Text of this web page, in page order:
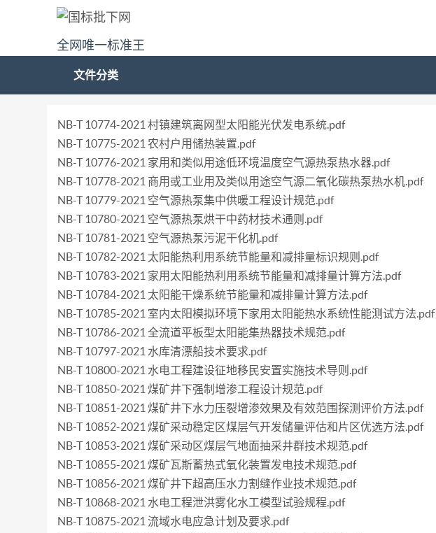
全网唯一标准王
文件分类
NB-T 10774-2021 村镇建筑离网型太阳能光伏发电系统.pdf
NB-T 10775-2021 农村户用储热装置.pdf
NB-T 10776-2021 家用和类似用途低环境温度空气源热泵热水器.pdf
NB-T 10778-2021 商用或工业用及类似用途空气源二氧化碳热泵热水机.pdf
NB-T 10779-2021 空气源热泵集中供暖工程设计规范.pdf
NB-T 10780-2021 空气源热泵烘干中药材技术通则.pdf
NB-T 10781-2021 空气源热泵污泥干化机.pdf
NB-T 10782-2021 太阳能热利用系统节能量和减排量标识规则.pdf
NB-T 10783-2021 家用太阳能热利用系统节能量和减排量计算方法.pdf
NB-T 10784-2021 太阳能干燥系统节能量和减排量计算方法.pdf
NB-T 10785-2021 室内太阳模拟环境下家用太阳能热水系统性能测试方法.pdf
NB-T 10786-2021 全流道平板型太阳能集热器技术规范.pdf
NB-T 10797-2021 水库清漂船技术要求.pdf
NB-T 10800-2021 水电工程建设征地移民安置实施技术导则.pdf
NB-T 10850-2021 煤矿井下强制增渗工程设计规范.pdf
NB-T 10851-2021 煤矿井下水力压裂增渗效果及有效范围探测评价方法.pdf
NB-T 10852-2021 煤矿采动稳定区煤层气开发储量评估和片区优选方法.pdf
NB-T 10853-2021 煤矿采动区煤层气地面抽采井群技术规范.pdf
NB-T 10855-2021 煤矿瓦斯蓄热式氧化装置发电技术规范.pdf
NB-T 10856-2021 煤矿井下超高压水力割缝作业技术规范.pdf
NB-T 10868-2021 水电工程泄洪雾化水工模型试验规程.pdf
NB-T 10875-2021 流域水电应急计划及要求.pdf